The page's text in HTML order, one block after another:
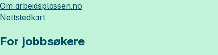
Om arbeidsplassen.no
Nettstedkart
For jobbsøkere